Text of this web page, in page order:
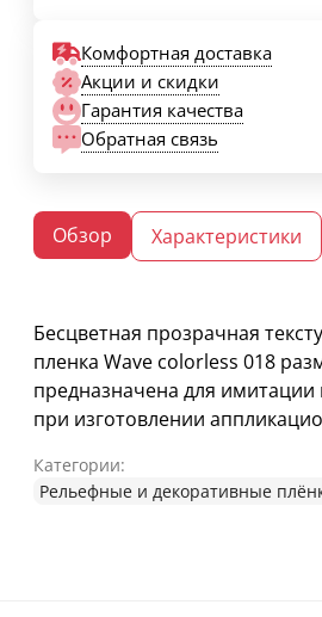
Комфортная доставка
Акции и скидки
Гарантия качества
Обратная связь
Обзор Характеристики
Бесцветная прозрачная
пленка Wave colorless 018
предназначена для имитации
при изготовлении
Категории:
Рельефные и декоративные